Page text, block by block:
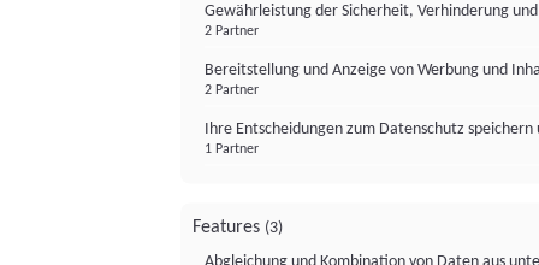
Gewährleistung der Sicherheit, Verhinderung
2 Partner
Bereitstellung und Anzeige von Werbung und
2 Partner
Ihre Entscheidungen zum Datenschutz
1 Partner
Features (3)
Abgleichung und Kombination von Daten aus